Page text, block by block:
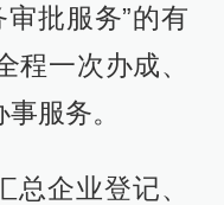
批服务”的有
程一次办成、
服务。
总企业登记、